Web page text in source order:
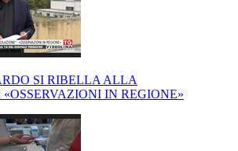
SI RIBELLA ALLA
IN REGIONE»